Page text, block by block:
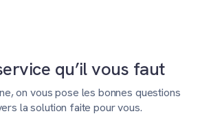
qu’il vous faut
on vous pose les bonnes questions
la solution faite pour vous.